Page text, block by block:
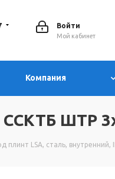
Войти
Мой кабинет
Компания
ССКТБ ШТР
плинт LSA, сталь,